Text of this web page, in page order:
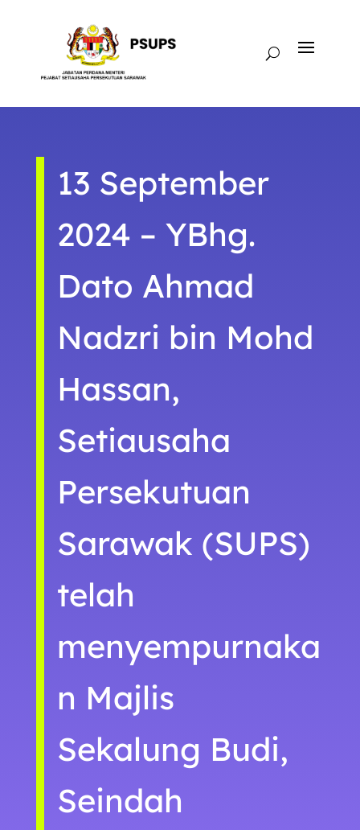
13 September
2024 – YBhg.
Dato Ahmad
Nadzri bin Mohd
Hassan,
Setiausaha
Persekutuan
Sarawak (SUPS)
telah
menyempurnaka
n Majlis
Sekalung Budi,
Seindah